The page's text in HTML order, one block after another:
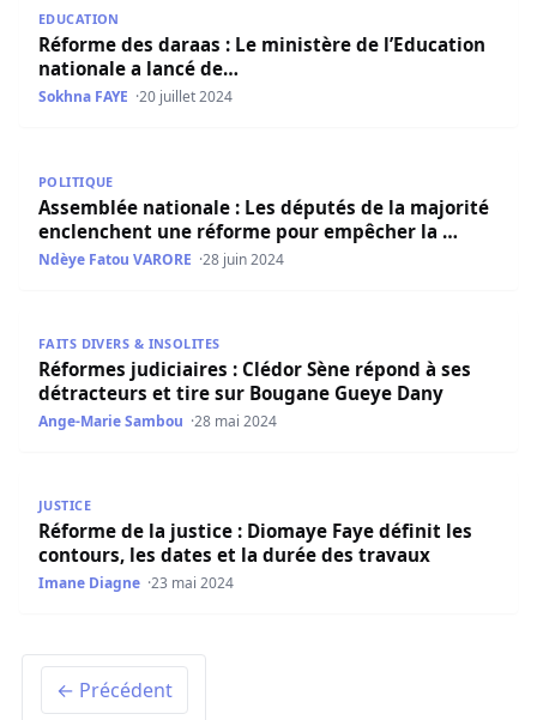
EDUCATION
Réforme des daraas : Le ministère de l’Education
nationale a lancé de…
Sokhna FAYE 20 juillet 2024
POLITIQUE
Assemblée nationale : Les députés de la majorité
enclenchent une réforme pour empêcher la …
Ndèye Fatou VARORE 28 juin 2024
FAITS DIVERS & INSOLITES
Réformes judiciaires : Clédor Sène répond à ses
détracteurs et tire sur Bougane Gueye Dany
Ange-Marie Sambou 28 mai 2024
JUSTICE
Réforme de la justice : Diomaye Faye définit les
contours, les dates et la durée des travaux
Imane Diagne 23 mai 2024
← Précédent